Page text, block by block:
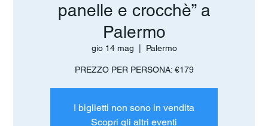
panelle e crocchè” a
Palermo
gio 14 mag Palermo
PREZZO PER PERSONA: €179
I biglietti non sono in vendita
Scopri gli altri eventi